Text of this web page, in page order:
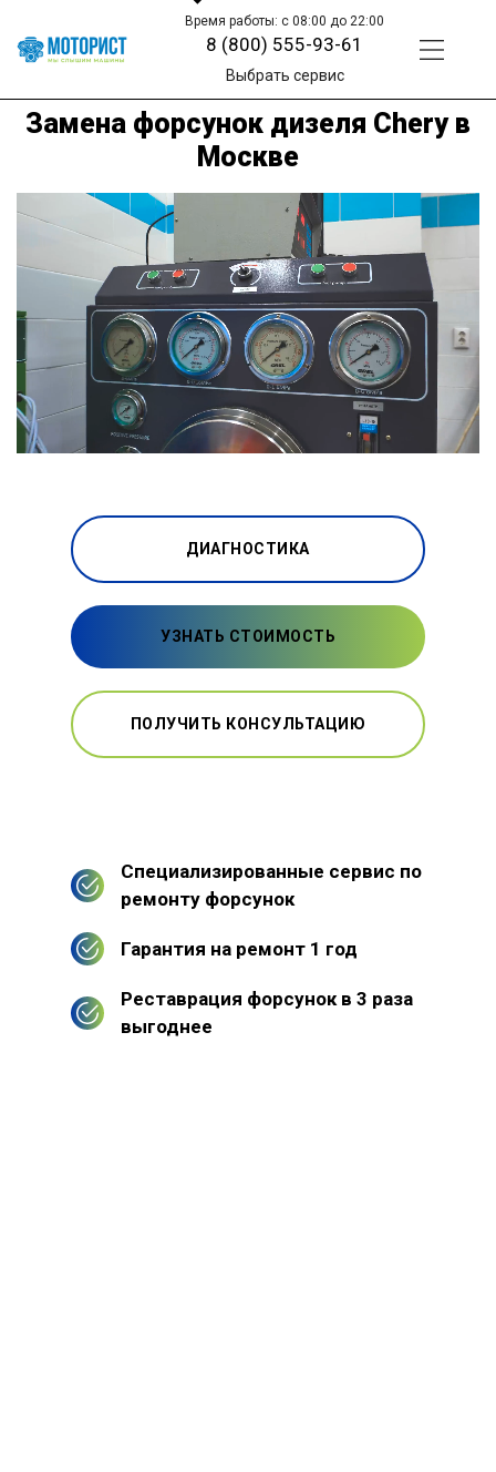
Время работы: с 08:00 до 22:00
8 (800) 555-93-61
Выбрать сервис
Замена форсунок дизеля Chery в
Москве
ДИАГНОСТИКА
УЗНАТЬ СТОИМОСТЬ
ПОЛУЧИТЬ КОНСУЛЬТАЦИЮ
Специализированные сервис по
ремонту форсунок
Гарантия на ремонт 1 год
Реставрация форсунок в 3 раза
выгоднее